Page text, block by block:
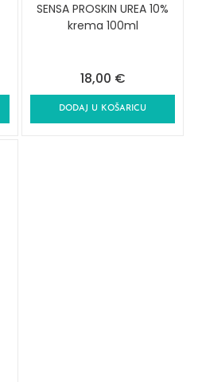
SENSA PROSKIN UREA 10%
krema 100ml
18,00 €
DODAJ U KOŠARICU